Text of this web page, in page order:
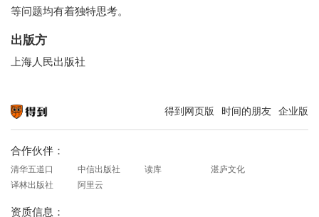
等问题均有着独特思考。
出版方
上海人民出版社
得到网页版 时间的朋友 企业版
合作伙伴：
清华五道口 中信出版社 读库
湛庐文化
译林出版社
阿里云
资质信息：